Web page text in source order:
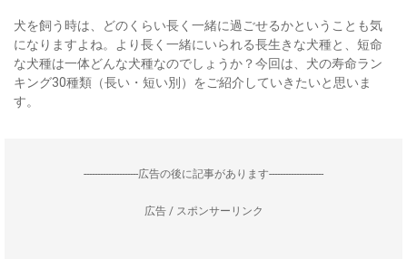
犬を飼う時は、どのくらい長く一緒に過ごせるかということも気
になりますよね。より長く一緒にいられる長生きな犬種と、短命
な犬種は一体どんな犬種なのでしょうか？今回は、犬の寿命ラン
キング30種類（長い・短い別）をご紹介していきたいと思いま
す。
--------------------広告の後に記事があります--------------------
広告 / スポンサーリンク